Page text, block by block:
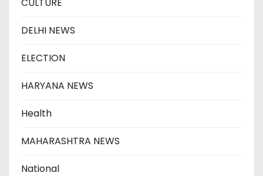
DELHI NEWS
ELECTION
HARYANA NEWS
Health
MAHARASHTRA NEWS
National